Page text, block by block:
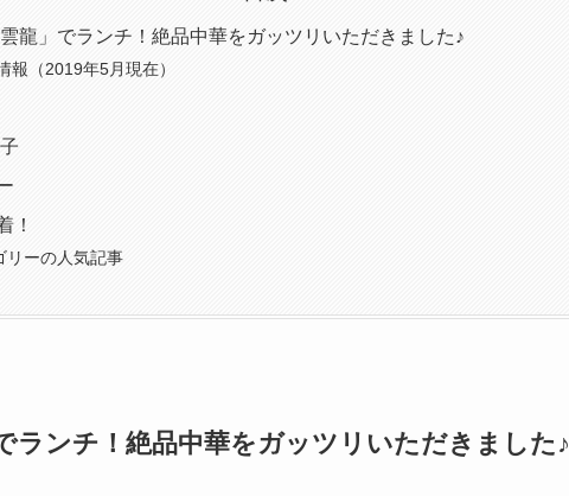
龍」でランチ！絶品中華をガッツリいただきました♪
報（2019年5月現在）
！
リーの人気記事
ランチ！絶品中華をガッツリいただきました♪